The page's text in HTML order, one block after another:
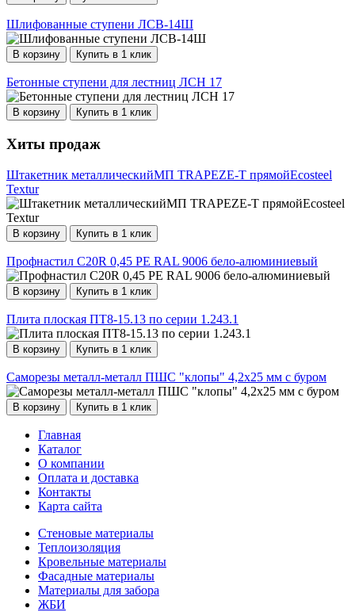
Шлифованные ступени ЛСВ-14Ш
В корзину Купить в 1 клик
Бетонные ступени для лестниц ЛСН 17
В корзину Купить в 1 клик
Хиты продаж
Штакетник металлическийМП TRAPEZE-T прямойEcosteel
Textur
В корзину Купить в 1 клик
Профнастил С20R 0,45 PE RAL 9006 бело-алюминиевый
В корзину Купить в 1 клик
Плита плоская ПТ8-15.13 по серии 1.243.1
В корзину Купить в 1 клик
Саморезы металл-металл ПШС "клопы" 4,2х25 мм с буром
В корзину Купить в 1 клик
Главная
Каталог
О компании
Оплата и доставка
Контакты
Карта сайта
Стеновые материалы
Теплоизоляция
Кровельные материалы
Фасадные материалы
Материалы для забора
ЖБИ